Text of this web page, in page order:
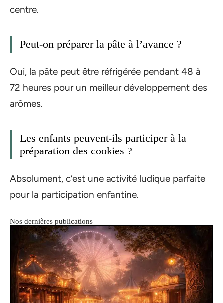
centre.
Peut-on préparer la pâte à l’avance ?
Oui, la pâte peut être réfrigérée pendant 48 à
72 heures pour un meilleur développement des
arômes.
Les enfants peuvent-ils participer à la
préparation des cookies ?
Absolument, c’est une activité ludique parfaite
pour la participation enfantine.
Nos dernières publications